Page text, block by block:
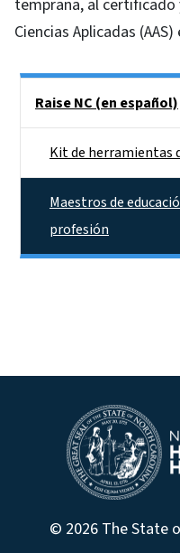
temprana, al
Ciencias Aplicadas
Raise NC (en español)
Kit de herramientas
Maestros de
profesión
© 2026 The State